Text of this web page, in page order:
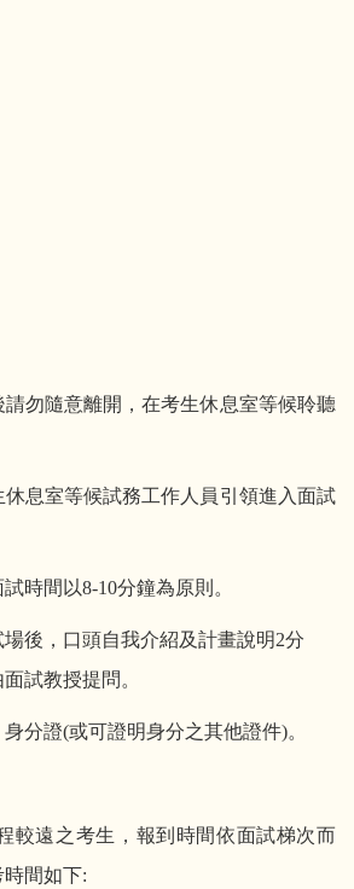
勿隨意離開，在考生休息室等候聆聽
休息室等候試務工作人員引領進入面試
時間以8-10分鐘為原則。
場後，口頭自我介紹及計畫說明2分
試教授提問。
分證(或可證明身分之其他證件)。
較遠之考生，報到時間依面試梯次而
間如下: